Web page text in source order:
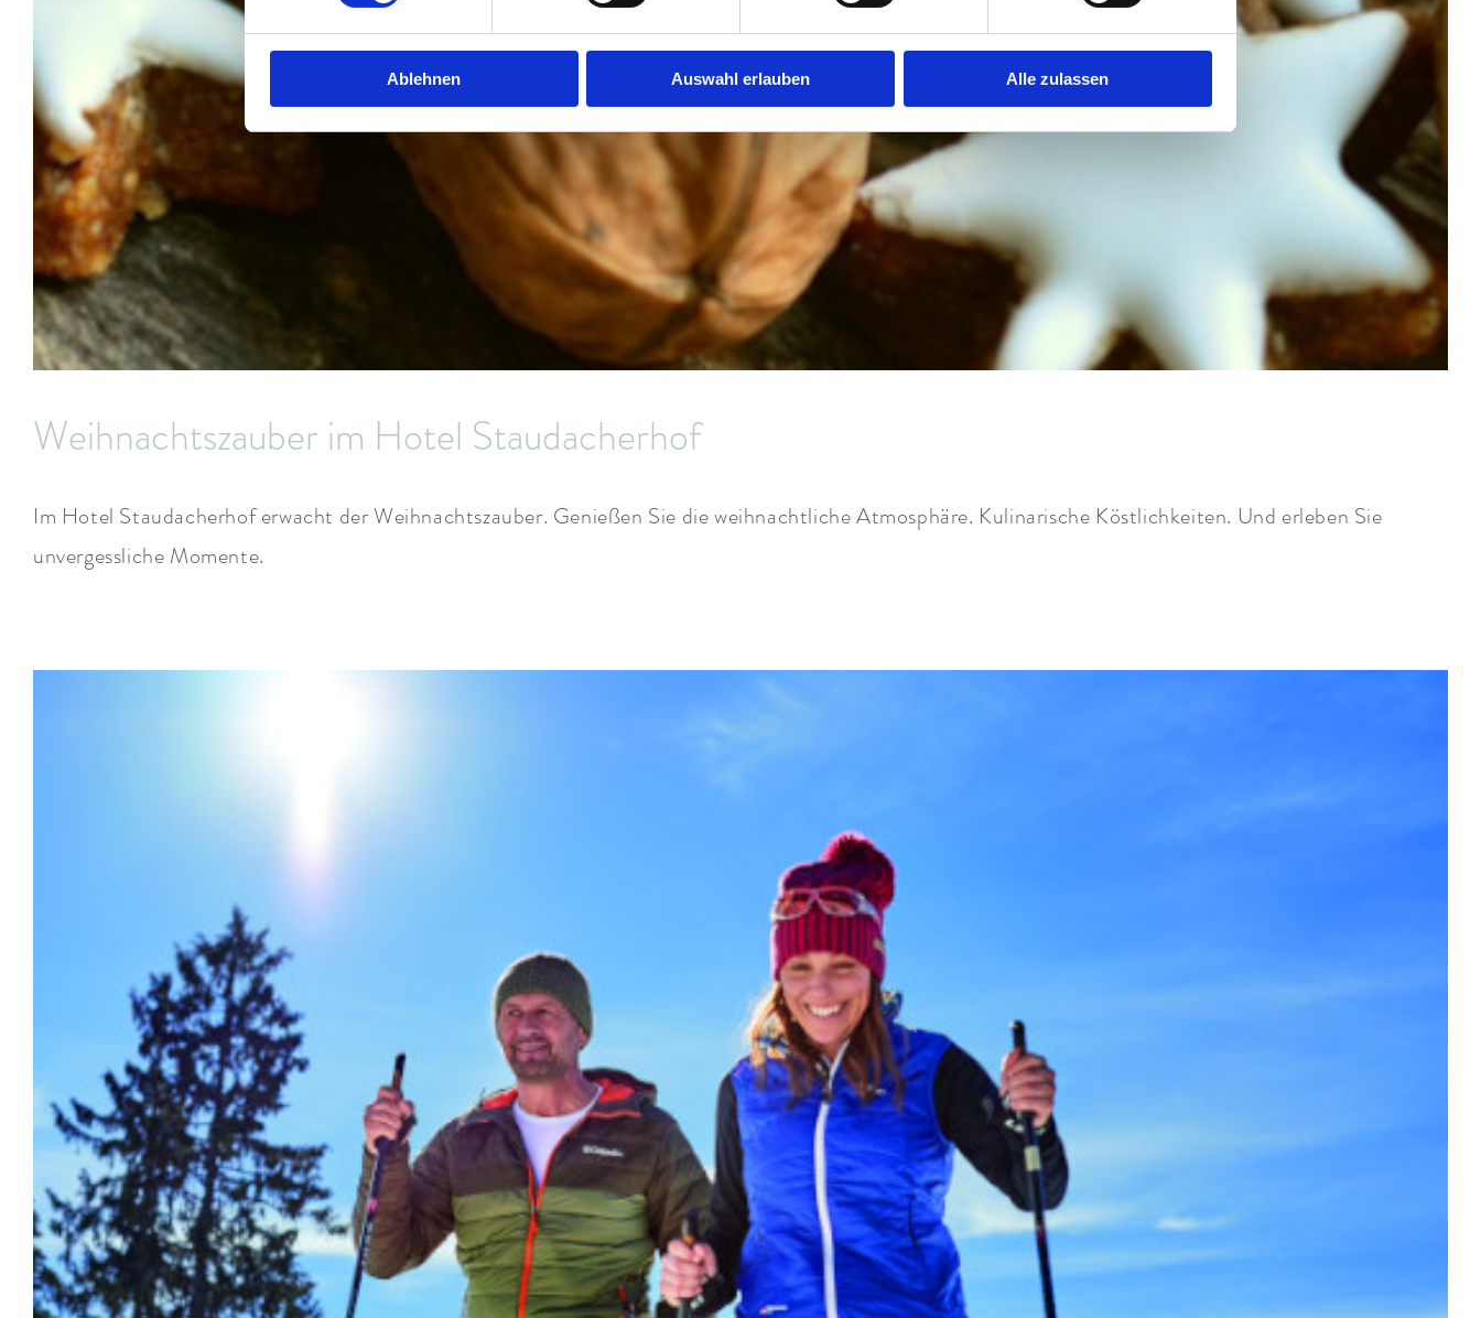
Ablehnen Auswahl erlauben Alle zulassen
Weihnachtszauber im Hotel Staudacherhof
Im Hotel Staudacherhof erwacht der Weihnachtszauber. Genießen Sie die weihnachtliche Atmosphäre. Kulinarische Köstlichkeiten. Und erleben Sie
unvergessliche Momente.